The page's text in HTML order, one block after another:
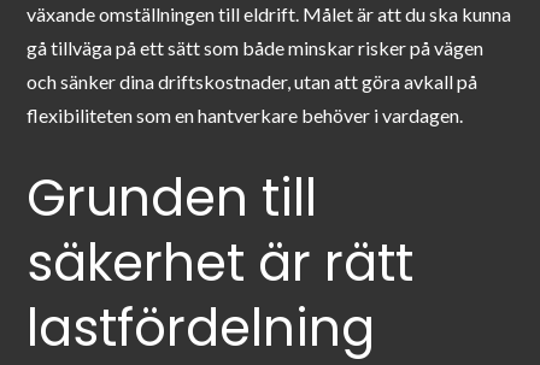
växande omställningen till eldrift. Målet är att du ska kunna
gå tillväga på ett sätt som både minskar risker på vägen
och sänker dina driftskostnader, utan att göra avkall på
flexibiliteten som en hantverkare behöver i vardagen.
Grunden till
säkerhet är rätt
lastfördelning